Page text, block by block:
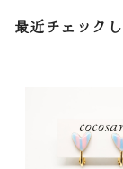
最近チェック